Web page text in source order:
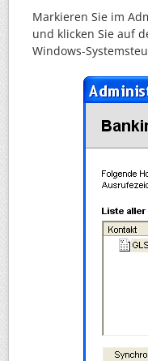
Markieren Sie im
und klicken Sie auf
Windows-